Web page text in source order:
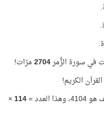
في سورة الزُّمر2704مرّات!
=
114
×